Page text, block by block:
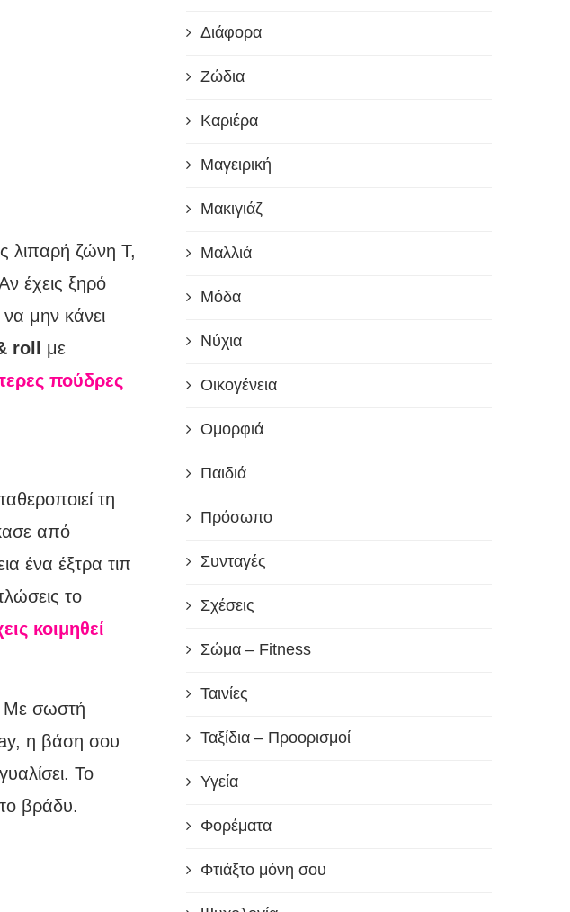
λιπαρή ζώνη Τ,
έχεις ξηρό
μην κάνει
roll
με
πούδρες
τη
από
ένα έξτρα τιπ
το
κοιμηθεί
Με σωστή
η βάση σου
Το
βράδυ.
Διάφορα
Ζώδια
Καριέρα
Μαγειρική
Μακιγιάζ
Μαλλιά
Μόδα
Νύχια
Οικογένεια
Ομορφιά
Παιδιά
Πρόσωπο
Συνταγές
Σχέσεις
Σώμα – Fitness
Ταινίες
Ταξίδια – Προορισμοί
Υγεία
Φορέματα
Φτιάξτο μόνη σου